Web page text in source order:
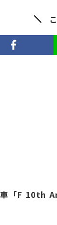
車「F 10th